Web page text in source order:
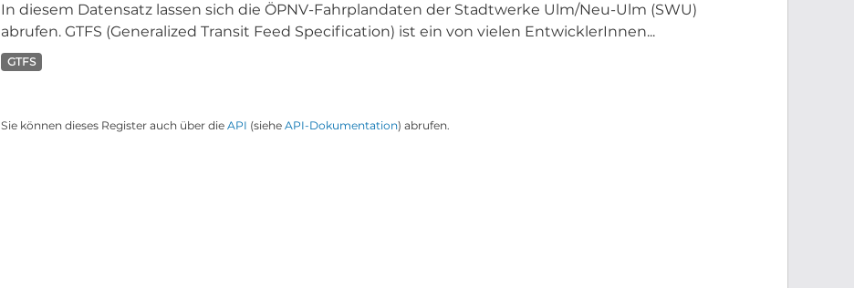
In diesem Datensatz lassen sich die ÖPNV-Fahrplandaten der Stadtwerke Ulm/Neu-Ulm (SWU)
abrufen. GTFS (Generalized Transit Feed Specification) ist ein von vielen EntwicklerInnen...
GTFS
Sie können dieses Register auch über die API (siehe API-Dokumentation) abrufen.